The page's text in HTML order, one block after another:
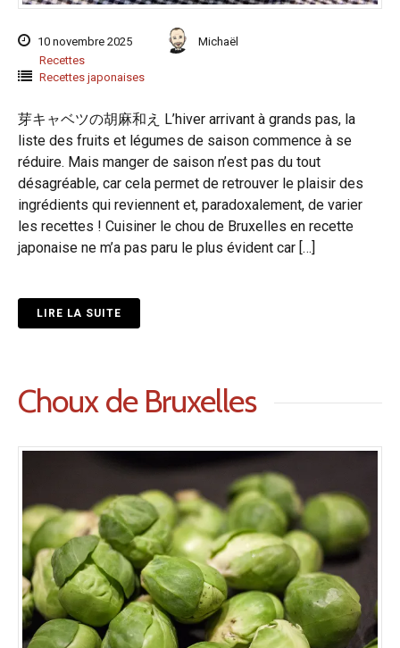
10 novembre 2025
Michaël
Recettes
Recettes japonaises
芽キャベツの胡麻和え L’hiver arrivant à grands pas, la
liste des fruits et légumes de saison commence à se
réduire. Mais manger de saison n’est pas du tout
désagréable, car cela permet de retrouver le plaisir des
ingrédients qui reviennent et, paradoxalement, de varier
les recettes ! Cuisiner le chou de Bruxelles en recette
japonaise ne m’a pas paru le plus évident car […]
LIRE LA SUITE
Choux de Bruxelles